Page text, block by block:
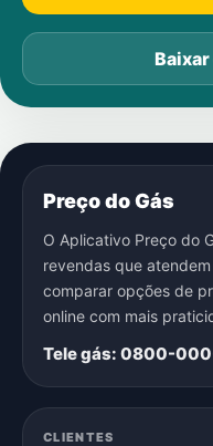
Preço do Gás
O Aplicativo Preço do
revendas que
comparar opções de
online com mais
Tele gás: 0800-
CLIENTES